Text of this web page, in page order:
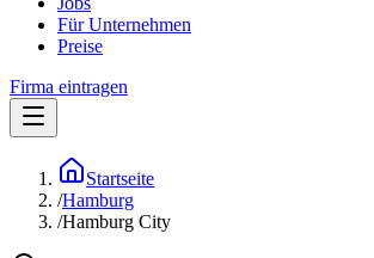
Für Unternehmen
Preise
Firma eintragen
Startseite
/Hamburg
/Hamburg City